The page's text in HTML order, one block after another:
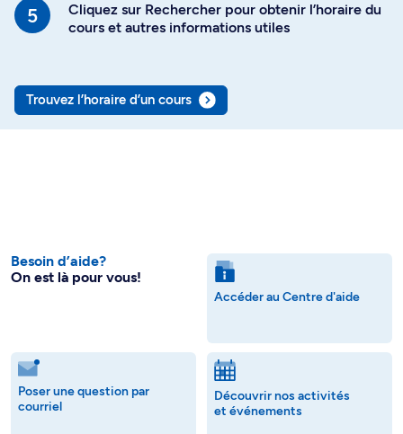
Cliquez sur Rechercher pour obtenir l’horaire du
cours et autres informations utiles
Trouvez l’horaire d’un cours
Besoin d’aide?
On est là pour vous!
Accéder au Centre d'aide
Poser une question par
courriel
Découvrir nos activités
et événements